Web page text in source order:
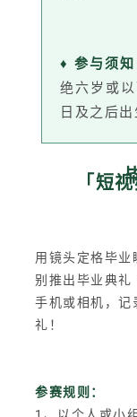
♦ 参与须知
绝六岁或
日及之后出
「短
用镜头定格毕业
别推出毕业典礼
手机或相机，记
礼！
参赛规则：